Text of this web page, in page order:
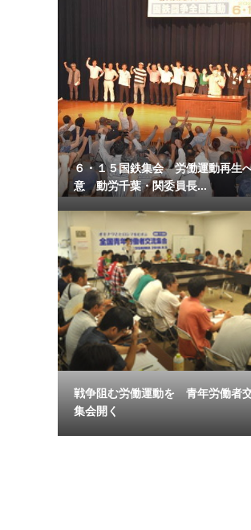
６・１５国鉄集会 労働運動再生
意 動労千葉・関委員長...
戦争阻む労働運動を 青年労働者
集会開く